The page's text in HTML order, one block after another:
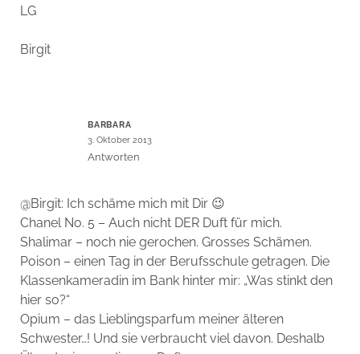
LG
Birgit
BARBARA
3. Oktober 2013
Antworten
@Birgit: Ich schäme mich mit Dir 😉
Chanel No. 5 – Auch nicht DER Duft für mich.
Shalimar – noch nie gerochen. Grosses Schämen.
Poison – einen Tag in der Berufsschule getragen. Die
Klassenkameradin im Bank hinter mir: „Was stinkt den
hier so?“
Opium – das Lieblingsparfum meiner älteren
Schwester…! Und sie verbraucht viel davon. Deshalb